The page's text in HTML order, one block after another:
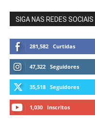
SIGA NAS REDES SOCIAIS
281,582 Curtidas
47,322 Seguidores
35,518 Seguidores
1,030 Inscritos